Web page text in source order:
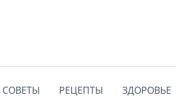
СОВЕТЫ РЕЦЕПТЫ ЗДОРОВЬЕ